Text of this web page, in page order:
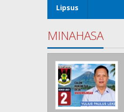
Lipsus
MINAHASA